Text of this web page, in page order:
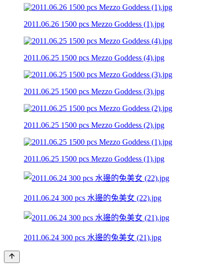
2011.06.26 1500 pcs Mezzo Goddess (1).jpg
2011.06.25 1500 pcs Mezzo Goddess (4).jpg
2011.06.25 1500 pcs Mezzo Goddess (3).jpg
2011.06.25 1500 pcs Mezzo Goddess (2).jpg
2011.06.25 1500 pcs Mezzo Goddess (1).jpg
2011.06.24 300 pcs 水邊的兔美女 (22).jpg
2011.06.24 300 pcs 水邊的兔美女 (21).jpg